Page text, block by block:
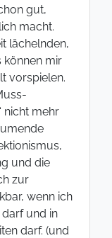
gut,
macht.
lächelnden,
können mir
vorspielen.
nicht mehr
und die
zur
wenn ich
und in
darf. (und